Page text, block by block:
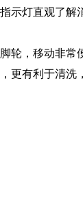
示灯直观了
轮，移动非常
更有利于清洗